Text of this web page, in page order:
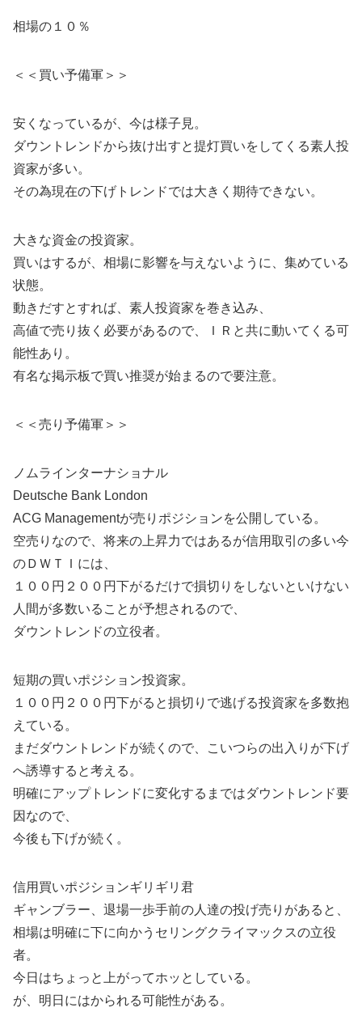
相場の１０％
＜＜買い予備軍＞＞
安くなっているが、今は様子見。
ダウントレンドから抜け出すと提灯買いをしてくる素人投
資家が多い。
その為現在の下げトレンドでは大きく期待できない。
大きな資金の投資家。
買いはするが、相場に影響を与えないように、集めている
状態。
動きだすとすれば、素人投資家を巻き込み、
高値で売り抜く必要があるので、ＩＲと共に動いてくる可
能性あり。
有名な掲示板で買い推奨が始まるので要注意。
＜＜売り予備軍＞＞
ノムラインターナショナル
Deutsche Bank London
ACG Managementが売りポジションを公開している。
空売りなので、将来の上昇力ではあるが信用取引の多い今
のＤＷＴＩには、
１００円２００円下がるだけで損切りをしないといけない
人間が多数いることが予想されるので、
ダウントレンドの立役者。
短期の買いポジション投資家。
１００円２００円下がると損切りで逃げる投資家を多数抱
えている。
まだダウントレンドが続くので、こいつらの出入りが下げ
へ誘導すると考える。
明確にアップトレンドに変化するまではダウントレンド要
因なので、
今後も下げが続く。
信用買いポジションギリギリ君
ギャンブラー、退場一歩手前の人達の投げ売りがあると、
相場は明確に下に向かうセリングクライマックスの立役
者。
今日はちょっと上がってホッとしている。
が、明日にはかられる可能性がある。